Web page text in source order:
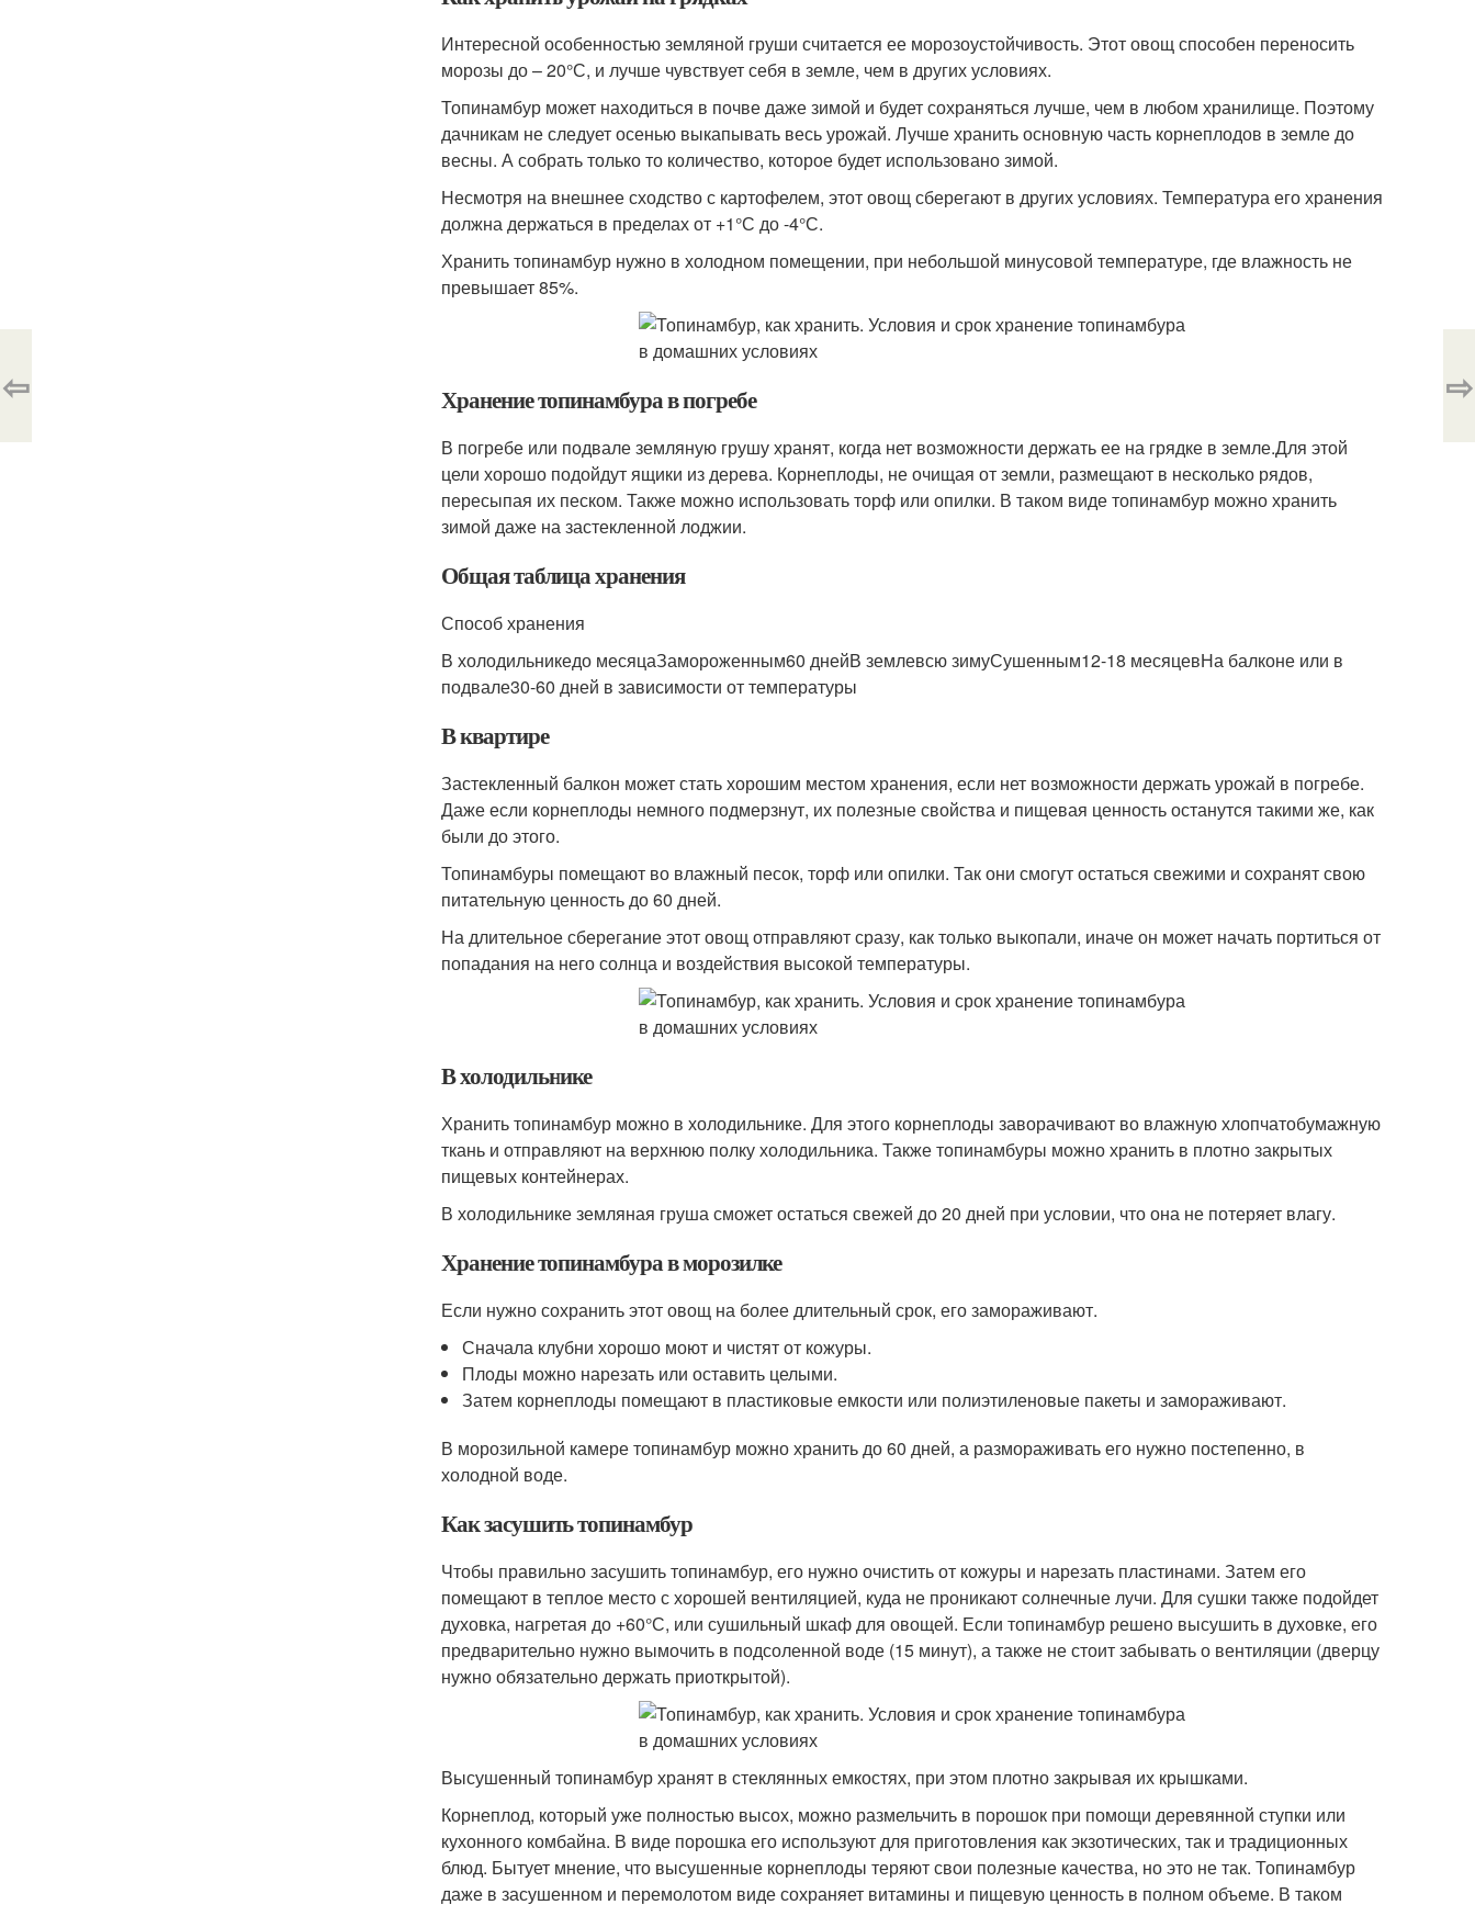
Интересной особенностью земляной груши считается ее морозоустойчивость. Этот овощ способен переносить
морозы до – 20°С, и лучше чувствует себя в земле, чем в других условиях.
Топинамбур может находиться в почве даже зимой и будет сохраняться лучше, чем в любом хранилище. Поэтому
дачникам не следует осенью выкапывать весь урожай. Лучше хранить основную часть корнеплодов в земле до
весны. А собрать только то количество, которое будет использовано зимой.
Несмотря на внешнее сходство с картофелем, этот овощ сберегают в других условиях. Температура его хранения
должна держаться в пределах от +1°С до -4°С.
Хранить топинамбур нужно в холодном помещении, при небольшой минусовой температуре, где влажность не
превышает 85%.
Хранение топинамбура в погребе
В погребе или подвале земляную грушу хранят, когда нет возможности держать ее на грядке в земле.Для этой
цели хорошо подойдут ящики из дерева. Корнеплоды, не очищая от земли, размещают в несколько рядов,
пересыпая их песком. Также можно использовать торф или опилки. В таком виде топинамбур можно хранить
зимой даже на застекленной лоджии.
Общая таблица хранения
Способ хранения
В холодильникедо месяцаЗамороженным60 днейВ землевсю зимуСушенным12-18 месяцевНа балконе или в
подвале30-60 дней в зависимости от температуры
В квартире
Застекленный балкон может стать хорошим местом хранения, если нет возможности держать урожай в погребе.
Даже если корнеплоды немного подмерзнут, их полезные свойства и пищевая ценность останутся такими же, как
были до этого.
Топинамбуры помещают во влажный песок, торф или опилки. Так они смогут остаться свежими и сохранят свою
питательную ценность до 60 дней.
На длительное сберегание этот овощ отправляют сразу, как только выкопали, иначе он может начать портиться от
попадания на него солнца и воздействия высокой температуры.
В холодильнике
Хранить топинамбур можно в холодильнике. Для этого корнеплоды заворачивают во влажную хлопчатобумажную
ткань и отправляют на верхнюю полку холодильника. Также топинамбуры можно хранить в плотно закрытых
пищевых контейнерах.
В холодильнике земляная груша сможет остаться свежей до 20 дней при условии, что она не потеряет влагу.
Хранение топинамбура в морозилке
Если нужно сохранить этот овощ на более длительный срок, его замораживают.
Сначала клубни хорошо моют и чистят от кожуры.
Плоды можно нарезать или оставить целыми.
Затем корнеплоды помещают в пластиковые емкости или полиэтиленовые пакеты и замораживают.
В морозильной камере топинамбур можно хранить до 60 дней, а размораживать его нужно постепенно, в
холодной воде.
Как засушить топинамбур
Чтобы правильно засушить топинамбур, его нужно очистить от кожуры и нарезать пластинами. Затем его
помещают в теплое место с хорошей вентиляцией, куда не проникают солнечные лучи. Для сушки также подойдет
духовка, нагретая до +60°С, или сушильный шкаф для овощей. Если топинамбур решено высушить в духовке, его
предварительно нужно вымочить в подсоленной воде (15 минут), а также не стоит забывать о вентиляции (дверцу
нужно обязательно держать приоткрытой).
Высушенный топинамбур хранят в стеклянных емкостях, при этом плотно закрывая их крышками.
Корнеплод, который уже полностью высох, можно размельчить в порошок при помощи деревянной ступки или
кухонного комбайна. В виде порошка его используют для приготовления как экзотических, так и традиционных
блюд. Бытует мнение, что высушенные корнеплоды теряют свои полезные качества, но это не так. Топинамбур
даже в засушенном и перемолотом виде сохраняет витамины и пищевую ценность в полном объеме. В таком
⇦ ⇨